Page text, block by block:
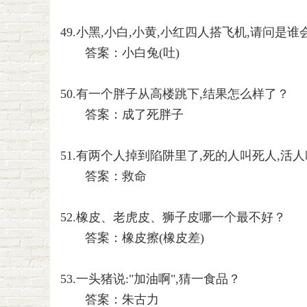
49.小黑,小白,小黄,小红四人搭飞机,请问是谁
答案：小白兔(吐)
50.有一个胖子从高楼跳下,结果怎么样了？
答案：成了死胖子
51.有两个人掉到陷阱里了,死的人叫死人,活人
答案：救命
52.橡皮、老虎皮、狮子皮哪一个最不好？
答案：橡皮擦(橡皮差)
53.一头猪说:"加油啊",猜一食品？
答案：朱古力